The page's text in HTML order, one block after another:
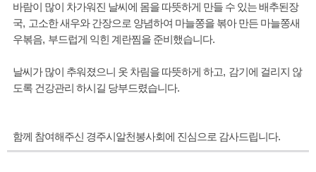
바람이 많이 차가워진 날씨에 몸을 따뜻하게 만들 수 있는 배추된장
국, 고소한 새우와 간장으로 양념하여 마늘쫑을 볶아 만든 마늘쫑새
우볶음, 부드럽게 익힌 계란찜을 준비했습니다.
날씨가 많이 추워졌으니 옷 차림을 따뜻하게 하고, 감기에 걸리지 않
도록 건강관리 하시길 당부드렸습니다.
함께 참여해주신 경주시알천봉사회에 진심으로 감사드립니다.